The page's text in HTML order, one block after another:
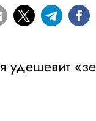
удешевит